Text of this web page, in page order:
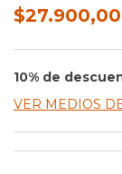
$27.900,00
10% de
VER MEDIOS